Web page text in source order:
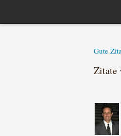
Gute
Zitate